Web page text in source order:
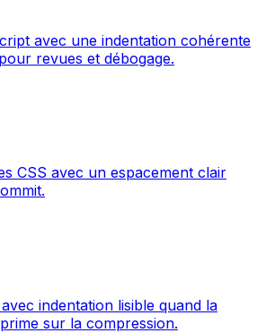
avec une indentation cohérente
revues et débogage.
CSS avec un espacement clair
indentation lisible quand la
sur la compression.